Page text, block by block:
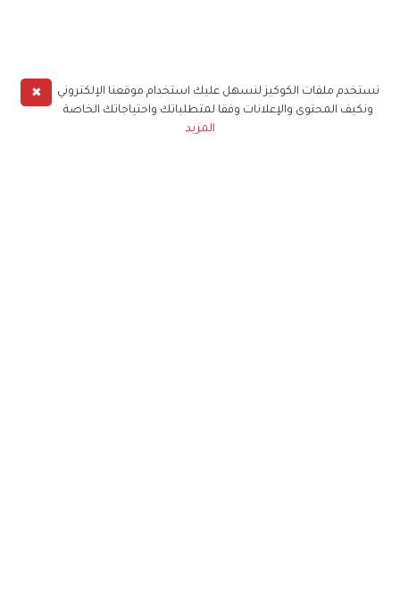
✖
نستخدم ملفات الكوكيز لنسهل عليك استخدام موقعنا الإلكتروني
ونكيف المحتوى والإعلانات وفقا لمتطلباتك واحتياجاتك الخاصة
المزيد